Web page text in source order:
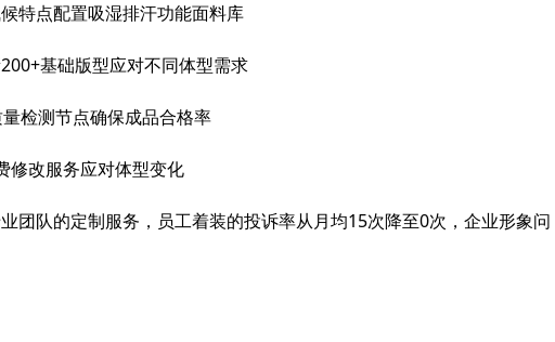
特点配置吸湿排汗功能面料库
基础版型应对不同体型需求
检测节点确保成品合格率
修改服务应对体型变化
团队的定制服务，员工着装的投诉率从月均15次降至0次，企业形象问